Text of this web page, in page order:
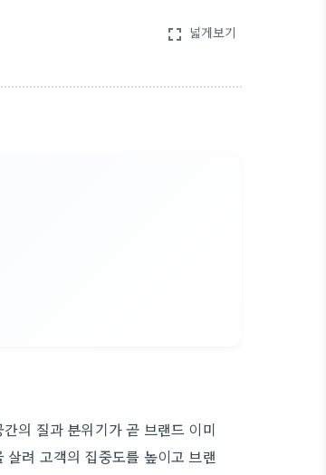
fullscreen 넓게보기
의 질과 분위기가 곧 브랜드 이미
려 고객의 집중도를 높이고 브랜